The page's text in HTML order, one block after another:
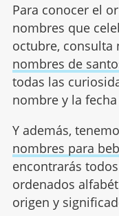
Para conocer el
nombres que
octubre, consulta
nombres de
todas las
nombre y la
Y además,
nombres para
encontrarás
ordenados
origen y